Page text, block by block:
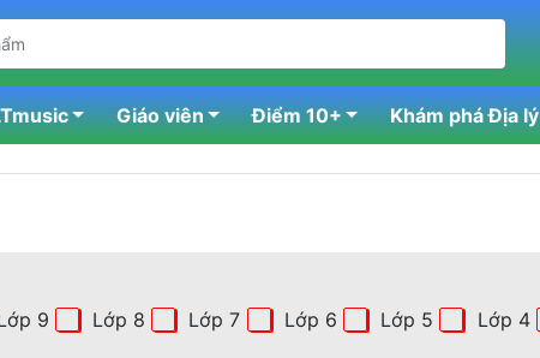
Giáo viên Điểm 10+ Khám phá Địa lý
9 Lớp 8 Lớp 7 Lớp 6 Lớp 5 Lớp 4